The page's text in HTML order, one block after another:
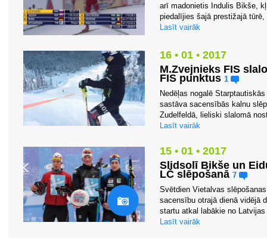
arī madonietis Indulis Bikše,
piedalījies šajā prestižajā
Lasīt vairāk
16 • 01 • 2017
M.Zvejnieks FIS
FIS punktus 1
Nedēļas nogalē
sastāva sacensībās kalnu
Zudelfeldā, lieliski slalomā
Lasīt vairāk
15 • 01 • 2017
Slidsolī Bikše un
LČ slēpošanā 7
Svētdien Vietalvas
sacensību otrajā dienā vidējā
startu atkal labākie no
Lasīt vairāk